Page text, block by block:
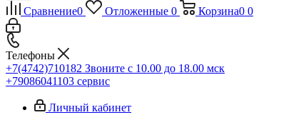
Сравнение0 Отложенные 0 Корзина0 0
Телефоны
+7(4742)710182 Звоните с 10.00 до 18.00 мск
+79086041103 сервис
Личный кабинет